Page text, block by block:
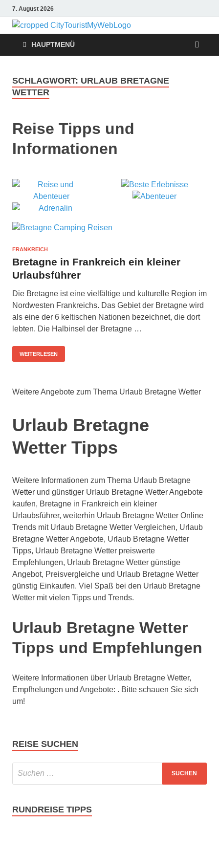
7. August 2026
Reise
Tipps
Urlaub, Ferien, Flüge,
HAUPTMENÜ
SCHLAGWORT: URLAUB BRETAGNE
WETTER
Reise Tipps und
Informationen
FRANKREICH
Bretagne in Frankreich ein kleiner
Urlaubsführer
Die Bretagne ist eine vielfältige und kulturelle Region im
Nordwesten Frankreichs. Das Gebiet der Bretagne wird
als eine der 6 keltischen Nationen bezeichnet, die dort
lebten. Die Halbinsel der Bretagne …
WEITERLESEN
Weitere Angebote zum Thema Urlaub Bretagne Wetter
Urlaub Bretagne
Wetter Tipps
Weitere Informationen zum Thema Urlaub Bretagne
Wetter und günstiger Urlaub Bretagne Wetter Angebote
kaufen, Bretagne in Frankreich ein kleiner
Urlaubsführer, weiterhin Urlaub Bretagne Wetter Online
Trends mit Urlaub Bretagne Wetter Vergleichen, Urlaub
Bretagne Wetter Angebote, Urlaub Bretagne Wetter
Tipps, Urlaub Bretagne Wetter preiswerte
Empfehlungen, Urlaub Bretagne Wetter günstige
Angebot, Preisvergleiche und Urlaub Bretagne Wetter
günstig Einkaufen. Viel Spaß bei den Urlaub Bretagne
Wetter mit vielen Tipps und Trends.
Urlaub Bretagne Wetter
Tipps und Empfehlungen
Weitere Informationen über Urlaub Bretagne Wetter,
Empfhelungen und Angebote: . Bitte schauen Sie sich
um!
REISE SUCHEN
RUNDREISE TIPPS